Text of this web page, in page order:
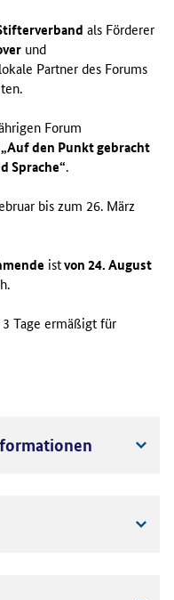
als Förderer
und
Partner des Forums
Forum
„Auf den Punkt gebracht
Sprache“.
bis zum 26. März
istvon 24. August
Tage ermäßigt für